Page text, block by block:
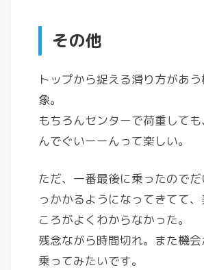
その他
トップから捉える滑り方があ
象。
もちろんセンターで荷重して
んでぐいーーんって楽しい。
ただ、一番最後に乗ったので
っかかるようになってきてて
ころがよくわからなかった。
残念ながら時間切れ。また機
乗ってみたいです。